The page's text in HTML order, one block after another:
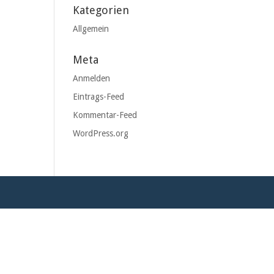
Kategorien
Allgemein
Meta
Anmelden
Eintrags-Feed
Kommentar-Feed
WordPress.org